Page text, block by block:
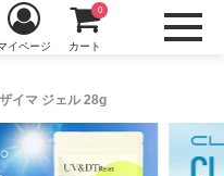
イマ ジェル 28g
イページ カート
0